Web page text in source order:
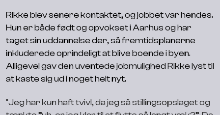
Rikke blev senere kontaktet, og jobbet var hendes.
Hun er både født og opvokset i Aarhus og har
taget sin uddannelse der, så fremtidsplanerne
inkluderede oprindeligt at blive boende i byen.
Alligevel gav den uventede jobmulighed Rikke lyst til
at kaste sig ud i noget helt nyt.
"Jeg har kun haft tvivl, da jeg så stillingsopslaget og